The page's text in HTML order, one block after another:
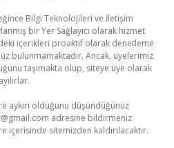
Bilgi Teknolojileri ve İletişim
bir Yer Sağlayıcı olarak hizmet
içerikleri proaktif olarak denetleme
bulunmamaktadır. Ancak, üyelerimiz
taşımakta olup, siteye üye olarak
aykırı olduğunu düşündüğünüz
adresine bildirmeniz
içerisinde sitemizden kaldırılacaktır.